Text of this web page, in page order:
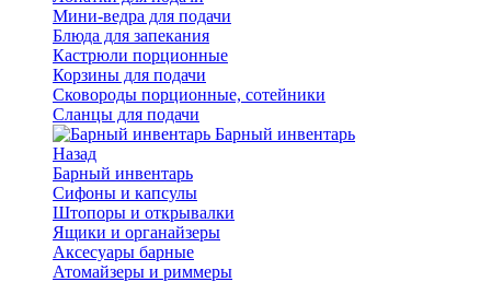
Мини-ведра для подачи
Блюда для запекания
Кастрюли порционные
Корзины для подачи
Сковороды порционные, сотейники
Сланцы для подачи
Барный инвентарь
Назад
Барный инвентарь
Сифоны и капсулы
Штопоры и открывалки
Ящики и органайзеры
Аксесуары барные
Атомайзеры и риммеры